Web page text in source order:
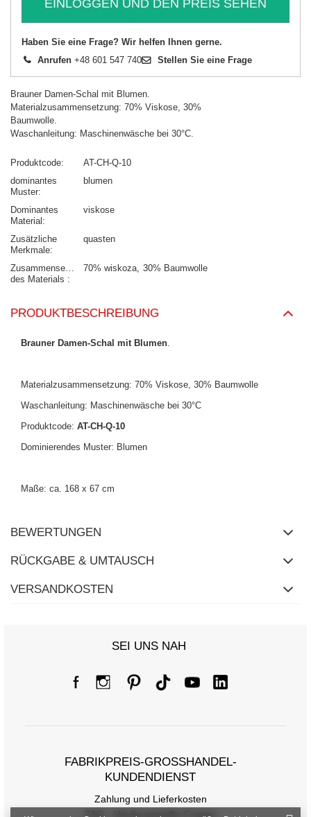
EINLOGGEN UND DEN PREIS SEHEN
Haben Sie eine Frage? Wir helfen Ihnen gerne.
Anrufen +48 601 547 740 Stellen Sie eine Frage
Brauner Damen-Schal mit Blumen.
Materialzusammensetzung: 70% Viskose, 30%
Baumwolle.
Waschanleitung: Maschinenwäsche bei 30°C.
Produktcode
AT-CH-Q-10
dominantes
Muster
blumen
Dominantes
Material
viskose
Zusätzliche
Merkmale
quasten
Zusammensetzung
des Materials
70% wiskoza 30% Baumwolle
PRODUKTBESCHREIBUNG
Brauner Damen-Schal mit Blumen.
Materialzusammensetzung: 70% Viskose, 30% Baumwolle
Waschanleitung: Maschinenwäsche bei 30°C
Produktcode: AT-CH-Q-10
Dominierendes Muster: Blumen
Maße: ca. 168 x 67 cm
BEWERTUNGEN
RÜCKGABE & UMTAUSCH
VERSANDKOSTEN
SEI UNS NAH
FABRIKPREIS-GROSSHANDEL-K
UNDENDIENST
Zahlung und Lieferkosten
FAQ - Häufig gestellte Fragen